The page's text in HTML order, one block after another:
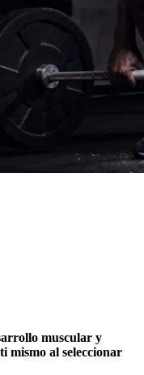
muscular y
mismo al seleccionar